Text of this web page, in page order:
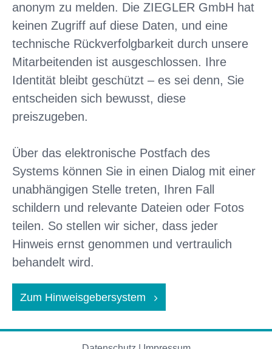
anonym zu melden. Die ZIEGLER GmbH hat
keinen Zugriff auf diese Daten, und eine
technische Rückverfolgbarkeit durch unsere
Mitarbeitenden ist ausgeschlossen. Ihre
Identität bleibt geschützt – es sei denn, Sie
entscheiden sich bewusst, diese
preiszugeben.
Über das elektronische Postfach des
Systems können Sie in einen Dialog mit einer
unabhängigen Stelle treten, Ihren Fall
schildern und relevante Dateien oder Fotos
teilen. So stellen wir sicher, dass jeder
Hinweis ernst genommen und vertraulich
behandelt wird.
Zum Hinweisgebersystem